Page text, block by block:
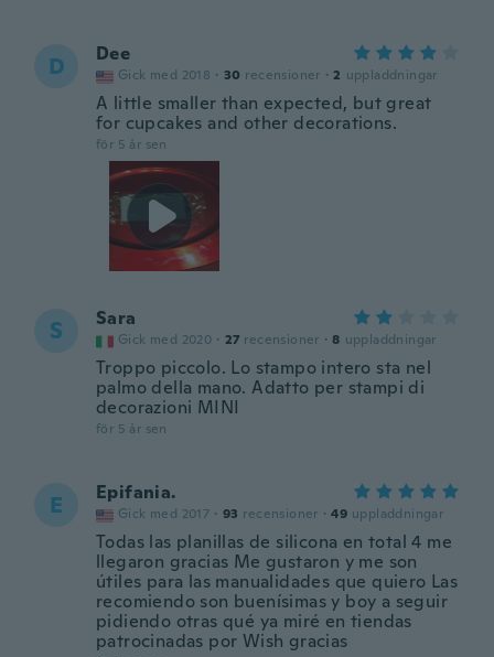
D Dee
Gick med 2018 · 30 recensioner · 2 uppladdningar
A little smaller than expected, but great
for cupcakes and other decorations.
för 5 år sen
S Sara
Gick med 2020 · 27 recensioner · 8 uppladdningar
Troppo piccolo. Lo stampo intero sta nel
palmo della mano. Adatto per stampi di
decorazioni MINI
för 5 år sen
E Epifania.
Gick med 2017 · 93 recensioner · 49 uppladdningar
Todas las planillas de silicona en total 4 me
llegaron gracias Me gustaron y me son
útiles para las manualidades que quiero Las
recomiendo son buenísimas y boy a seguir
pidiendo otras qué ya miré en tiendas
patrocinadas por Wish gracias